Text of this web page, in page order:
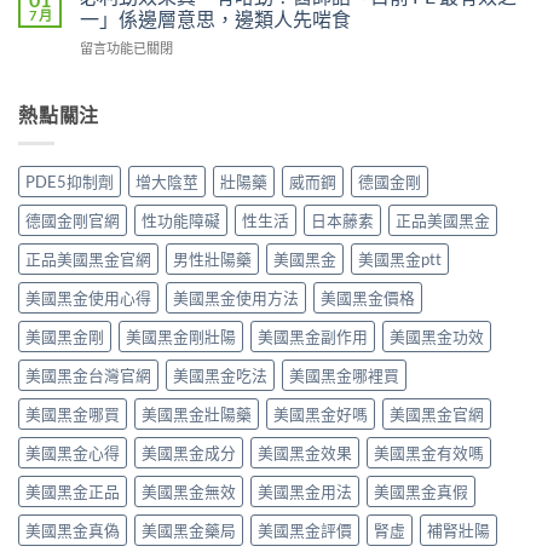
久？〉
中
真
評
效
析：
從
秒
出
到
持
久
30
分，
雙
效
機
制
與
安
全
用
法
Jelly）
整
西
非
液
態
劑
型
的
真
相、
用
法
與
香
港
法
律
紅
線〉
中
鋼
（Viagra，
西
非）
值
得
買？
藥
效
持
續
時
間、
正
確
用
法
與
副
作
用
完
整
7 月
一」係邊層意思，邊類人先啱食
在
勁
效
真．
有
咁
勁？
醫
師
話
「目
前
PE
最
有
效
之
一」
係
邊
層
意
留言功能已關閉
熱點關注
PDE5抑制劑 增大陰莖 壯陽藥 威而鋼
德國金剛
德國金剛官網
性功能障礙 性生活 日本藤素
正品美國黑金
正品美國黑金官網
男性壯陽藥 美國黑金
美國黑金ptt
美國黑金使用心得
美國黑金使用方法
美國黑金價格
美國黑金剛
美國黑金剛壯陽 美國黑金副作用
美國黑金功效
美國黑金台灣官網
美國黑金吃法
美國黑金哪裡買
美國黑金哪買
美國黑金壯陽藥 美國黑金好嗎
美國黑金官網
美國黑金心得
美國黑金成分 美國黑金效果
美國黑金有效嗎
美國黑金正品
美國黑金無效 美國黑金用法
美國黑金真假
美國黑金真偽
美國黑金藥局 美國黑金評價 腎虛 補腎壯陽